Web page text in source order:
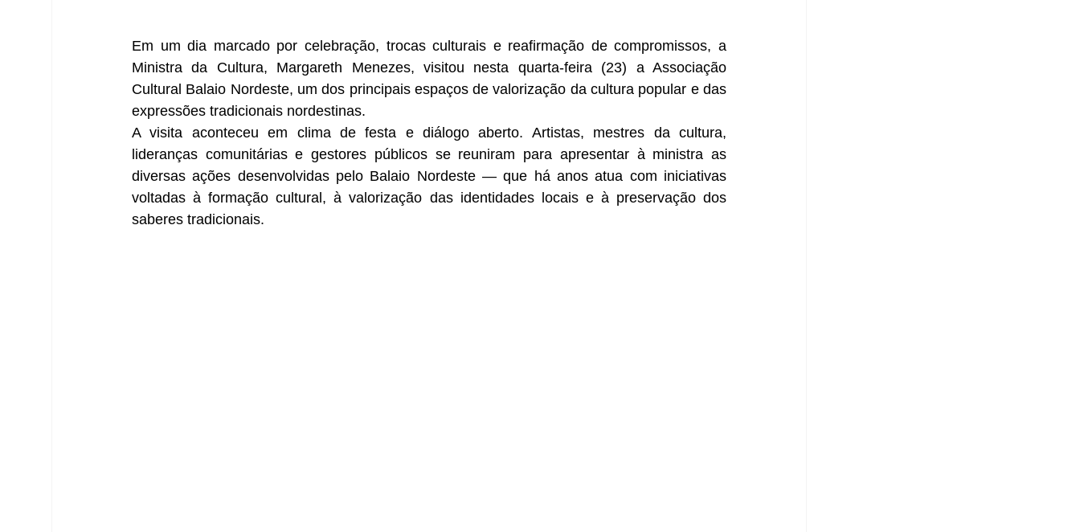
Em um dia marcado por celebração, trocas culturais e reafirmação de compromissos, a
Ministra da Cultura, Margareth Menezes, visitou nesta quarta-feira (23) a Associação
Cultural Balaio Nordeste, um dos principais espaços de valorização da cultura popular e das
expressões tradicionais nordestinas.
A visita aconteceu em clima de festa e diálogo aberto. Artistas, mestres da cultura,
lideranças comunitárias e gestores públicos se reuniram para apresentar à ministra as
diversas ações desenvolvidas pelo Balaio Nordeste — que há anos atua com iniciativas
voltadas à formação cultural, à valorização das identidades locais e à preservação dos
saberes tradicionais.